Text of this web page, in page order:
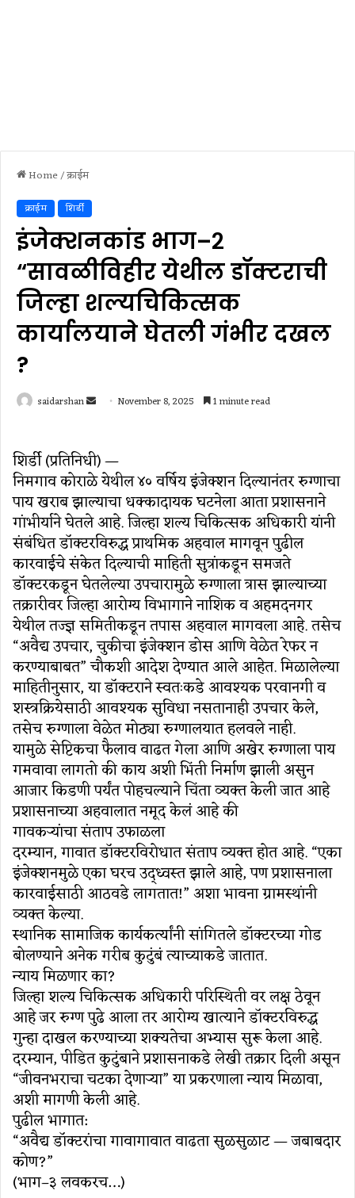
Home/क्राईम
क्राईम शिर्डी
इंजेक्शनकांड भाग–२
“सावळीविहीर येथील डॉक्टराची
जिल्हा शल्यचिकित्सक
कार्यालयाने घेतली गंभीर दखल
?
saidarshan
Send November 8, 2025 1 minute read
शिर्डी (प्रतिनिधी) —
निमगाव कोराळे येथील ४० वर्षिय इंजेक्शन दिल्यानंतर रुग्णाचा
पाय खराब झाल्याचा धक्कादायक घटनेला आता प्रशासनाने
गांभीर्याने घेतले आहे. जिल्हा शल्य चिकित्सक अधिकारी यांनी
संबंधित डॉक्टरविरुद्ध प्राथमिक अहवाल मागवून पुढील
कारवाईचे संकेत दिल्याची माहिती सुत्रांकडून समजते
डॉक्टरकडून घेतलेल्या उपचारामुळे रुग्णाला त्रास झाल्याच्या
तक्रारीवर जिल्हा आरोग्य विभागाने नाशिक व अहमदनगर
येथील तज्ज्ञ समितीकडून तपास अहवाल मागवला आहे. तसेच
“अवैद्य उपचार, चुकीचा इंजेक्शन डोस आणि वेळेत रेफर न
करण्याबाबत” चौकशी आदेश देण्यात आले आहेत. मिळालेल्या
माहितीनुसार, या डॉक्टराने स्वतःकडे आवश्यक परवानगी व
शस्त्रक्रियेसाठी आवश्यक सुविधा नसतानाही उपचार केले,
तसेच रुग्णाला वेळेत मोठ्या रुग्णालयात हलवले नाही.
यामुळे सेप्टिकचा फैलाव वाढत गेला आणि अखेर रुग्णाला पाय
गमवावा लागतो की काय अशी भिंती निर्माण झाली असुन
आजार किडणी पर्यंत पोहचल्याने चिंता व्यक्त केली जात आहे
प्रशासनाच्या अहवालात नमूद केलं आहे की
गावकऱ्यांचा संताप उफाळला
दरम्यान, गावात डॉक्टरविरोधात संताप व्यक्त होत आहे. “एका
इंजेक्शनमुळे एका घरच उद्ध्वस्त झाले आहे, पण प्रशासनाला
कारवाईसाठी आठवडे लागतात!” अशा भावना ग्रामस्थांनी
व्यक्त केल्या.
स्थानिक सामाजिक कार्यकर्त्यांनी सांगितले डॉक्टरच्या गोड
बोलण्याने अनेक गरीब कुटुंबं त्याच्याकडे जातात.
न्याय मिळणार का?
जिल्हा शल्य चिकित्सक अधिकारी परिस्थिती वर लक्ष ठेवून
आहे जर रुग्ण पुढे आला तर आरोग्य खात्याने डॉक्टरविरुद्ध
गुन्हा दाखल करण्याच्या शक्यतेचा अभ्यास सुरू केला आहे.
दरम्यान, पीडित कुटुंबाने प्रशासनाकडे लेखी तक्रार दिली असून
“जीवनभराचा चटका देणाऱ्या” या प्रकरणाला न्याय मिळावा,
अशी मागणी केली आहे.
पुढील भागात:
“अवैद्य डॉक्टरांचा गावागावात वाढता सुळसुळाट — जबाबदार
कोण?”
(भाग–३ लवकरच…)